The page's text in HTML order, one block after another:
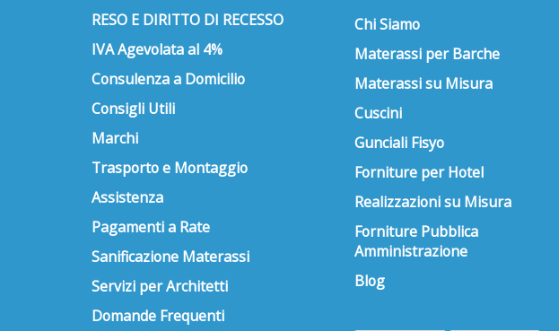
RESO E DIRITTO DI RECESSO
IVA Agevolata al 4%
Consulenza a Domicilio
Consigli Utili
Marchi
Trasporto e Montaggio
Assistenza
Pagamenti a Rate
Sanificazione Materassi
Servizi per Architetti
Domande Frequenti
Chi Siamo
Materassi per Barche
Materassi su Misura
Cuscini
Gunciali Fisyo
Forniture per Hotel
Realizzazioni su Misura
Forniture Pubblica
Amministrazione
Blog